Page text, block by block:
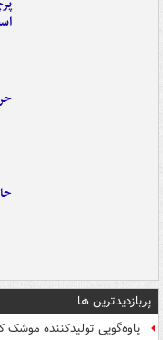
پربازدیدترین ها
یاوه‌گویی تولیدکننده موشک